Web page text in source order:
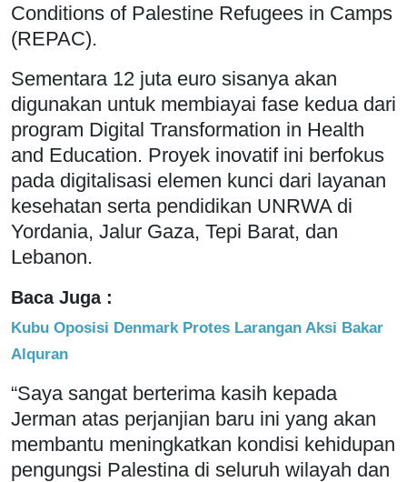
Conditions of Palestine Refugees in Camps
(REPAC).
Sementara 12 juta euro sisanya akan
digunakan untuk membiayai fase kedua dari
program Digital Transformation in Health
and Education. Proyek inovatif ini berfokus
pada digitalisasi elemen kunci dari layanan
kesehatan serta pendidikan UNRWA di
Yordania, Jalur Gaza, Tepi Barat, dan
Lebanon.
Baca Juga :
Kubu Oposisi Denmark Protes Larangan Aksi Bakar
Alquran
“Saya sangat berterima kasih kepada
Jerman atas perjanjian baru ini yang akan
membantu meningkatkan kondisi kehidupan
pengungsi Palestina di seluruh wilayah dan